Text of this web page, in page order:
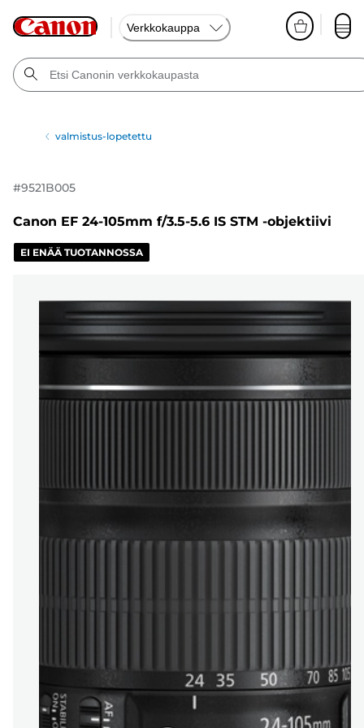
Verkkokauppa
valmistus-lopetettu
#9521B005
Canon EF 24-105mm f/3.5-5.6 IS STM -objektiivi
EI ENÄÄ TUOTANNOSSA